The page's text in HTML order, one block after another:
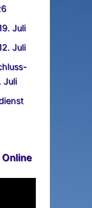
Juli
Juli
Juli